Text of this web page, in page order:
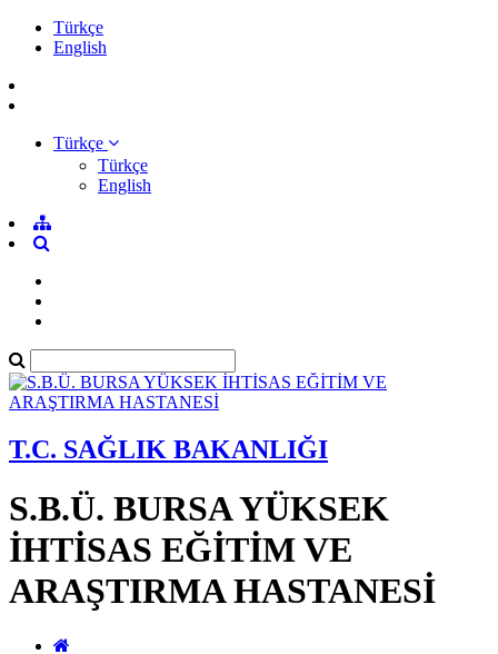
Türkçe
English
Türkçe
Türkçe
English
T.C. SAĞLIK BAKANLIĞI
S.B.Ü. BURSA YÜKSEK
İHTİSAS EĞİTİM VE
ARAŞTIRMA HASTANESİ